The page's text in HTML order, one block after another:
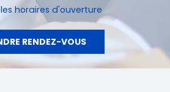
les horaires d'ouverture
RENDEZ-VOUS